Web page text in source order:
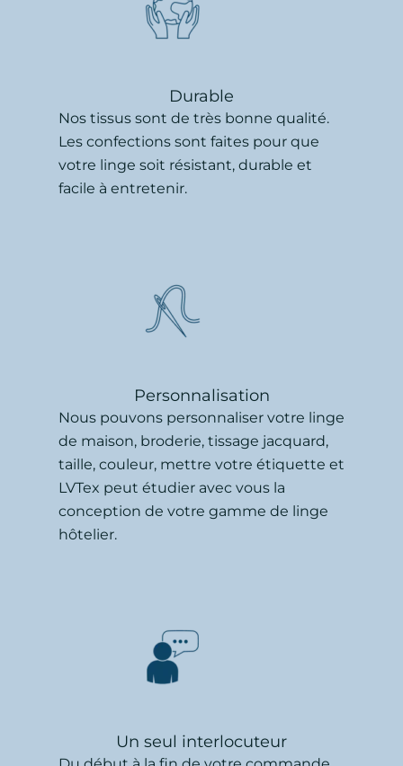
Durable
Nos tissus sont de très bonne qualité.
Les confections sont faites pour que
votre linge soit résistant, durable et
facile à entretenir.
Personnalisation
Nous pouvons personnaliser votre linge
de maison, broderie, tissage jacquard,
taille, couleur, mettre votre étiquette et
LVTex peut étudier avec vous la
conception de votre gamme de linge
hôtelier.
Un seul interlocuteur